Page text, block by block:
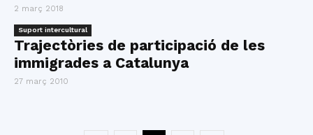
2 març 2018
Suport intercultural
Trajectòries de participació de les
immigrades a Catalunya
27 març 2010